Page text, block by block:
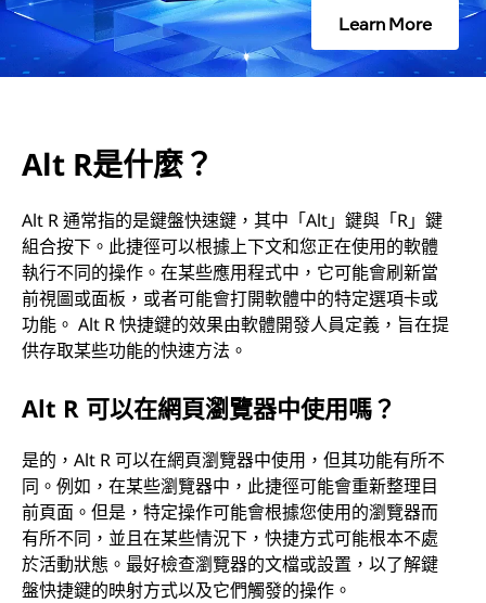
Learn More
Alt R是什麼？
Alt R 通常指的是鍵盤快速鍵，其中「Alt」鍵與「R」鍵
組合按下。此捷徑可以根據上下文和您正在使用的軟體
執行不同的操作。在某些應用程式中，它可能會刷新當
前視圖或面板，或者可能會打開軟體中的特定選項卡或
功能。 Alt R 快捷鍵的效果由軟體開發人員定義，旨在提
供存取某些功能的快速方法。
Alt R 可以在網頁瀏覽器中使用嗎？
是的，Alt R 可以在網頁瀏覽器中使用，但其功能有所不
同。例如，在某些瀏覽器中，此捷徑可能會重新整理目
前頁面。但是，特定操作可能會根據您使用的瀏覽器而
有所不同，並且在某些情況下，快捷方式可能根本不處
於活動狀態。最好檢查瀏覽器的文檔或設置，以了解鍵
盤快捷鍵的映射方式以及它們觸發的操作。